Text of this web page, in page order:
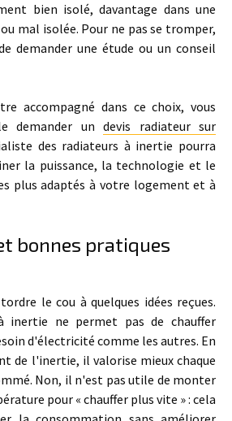
bien isolé, davantage dans une
mal isolée. Pour ne pas se tromper,
demander une étude ou un conseil
accompagné dans ce choix, vous
demander undevis radiateur sur
des radiateurs à inertie pourra
la puissance, la technologie et le
plus adaptés à votre logement et à
bonnes pratiques
le cou à quelques idées reçues.
inertie ne permet pas de chauffer
d'électricité comme les autres. En
de l'inertie, il valorise mieux chaque
Non, il n'est pas utile de monter
pour « chauffer plus vite » : cela